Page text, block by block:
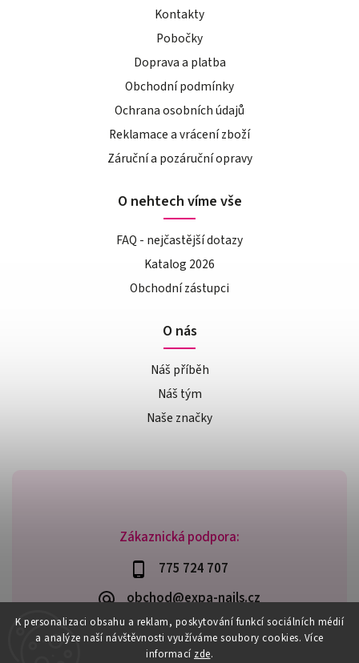
K personalizaci obsahu a reklam, poskytování funkcí sociálních médií
a analýze naší návštěvnosti využíváme soubory cookies. Více
informací zde.
Zákaznická podpora:
775 724 707
obchod@expa-nails.cz
Kontakty
Pobočky
Doprava a platba
Obchodní podmínky
Ochrana osobních údajů
Reklamace a vrácení zboží
Záruční a pozáruční opravy
O nehtech víme vše
FAQ - nejčastější dotazy
Katalog 2026
Obchodní zástupci
O nás
Náš příběh
Náš tým
Naše značky